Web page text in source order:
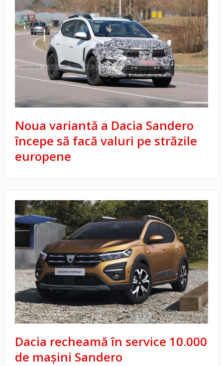
Noua variantă a Dacia Sandero
începe să facă valuri pe străzile
europene
Dacia recheamă în service 10.000
de maşini Sandero